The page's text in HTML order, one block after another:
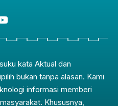
kata Aktual dan
bukan tanpa alasan. Kami
informasi memberi
Khususnya,